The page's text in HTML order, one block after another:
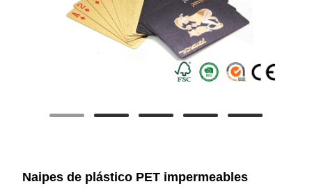
Naipes de plástico PET impermeables